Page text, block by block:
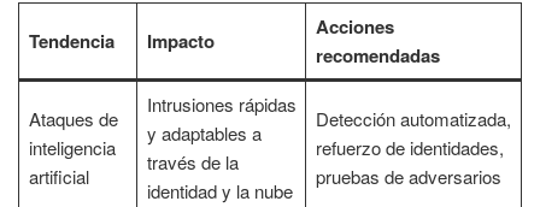
Tendencia Impacto
Acciones
recomendadas
Ataques de
inteligencia
artificial
Intrusiones rápidas
y adaptables a
través de la
identidad y la nube
Detección automatizada,
refuerzo de identidades,
pruebas de adversarios